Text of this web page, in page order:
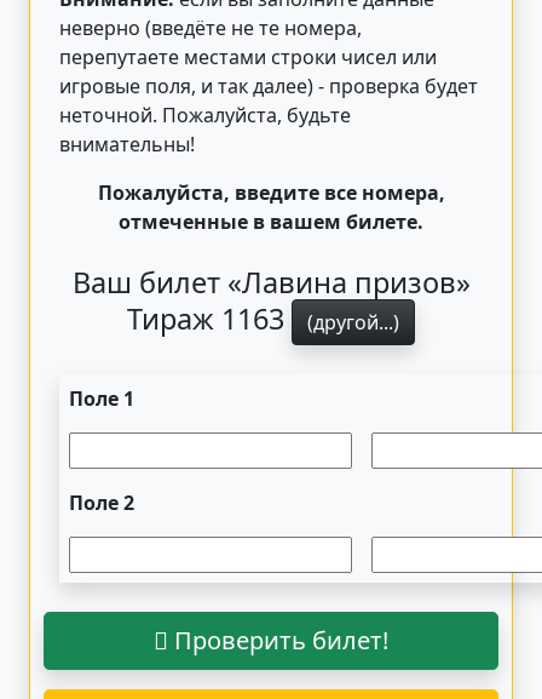
неверно (введёте не те номера,
перепутаете местами строки чисел или
игровые поля, и так далее) - проверка будет
неточной. Пожалуйста, будьте
внимательны!
Пожалуйста, введите все номера,
отмеченные в вашем билете.
Ваш билет «Лавина призов»
Тираж 1163
(другой...)
Поле 1
Поле 2
Проверить билет!